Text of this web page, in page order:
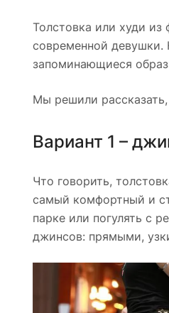
Толстовка или худи из
современной девушки.
запоминающиеся
Мы решили
Вариант 1 –
Что говорить,
самый комфортный и
парке или погулять с
джинсов: прямыми,